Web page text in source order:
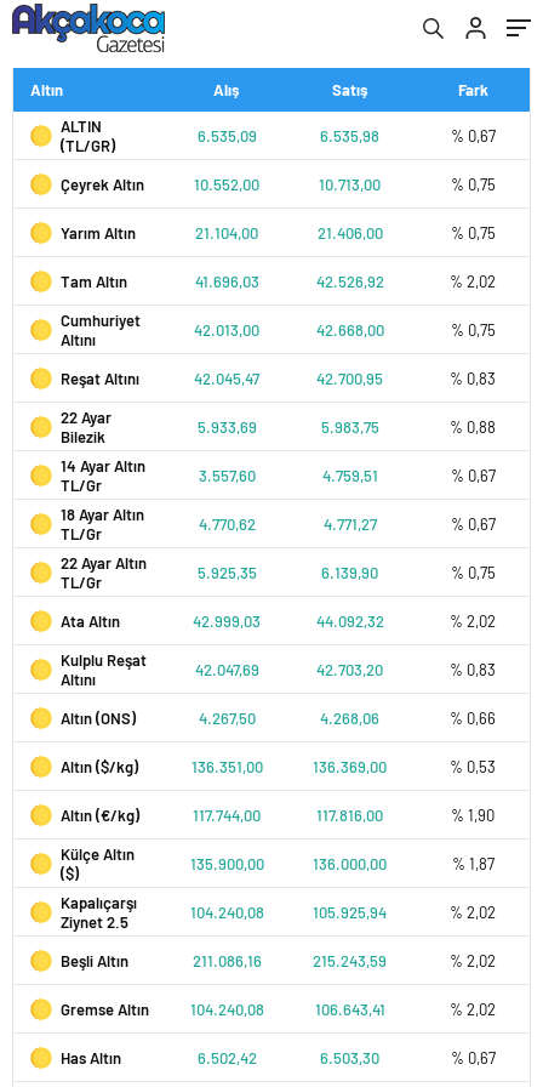
Altın Alış Satış
Fark
ALTIN
(TL/GR)
6.535,09 6.535,98 % 0,67
Çeyrek Altın 10.552,00 10.713,00 % 0,75
Yarım Altın 21.104,00 21.406,00 % 0,75
Tam Altın 41.696,03 42.526,92
% 2,02
Cumhuriyet
Altını
42.013,00 42.668,00 % 0,75
Reşat Altını 42.045,47 42.700,95
% 0,83
22 Ayar
Bilezik
5.933,69 5.983,75
% 0,88
14 Ayar Altın
TL/Gr
3.557,60 4.759,51
% 0,67
18 Ayar Altın
TL/Gr
4.770,62 4.771,27
% 0,67
22 Ayar Altın
TL/Gr
5.925,35 6.139,90 % 0,75
Ata Altın 42.999,03 44.092,32
% 2,02
Kulplu Reşat
Altını
42.047,69 42.703,20 % 0,83
Altın (ONS) 4.267,50 4.268,06 % 0,66
Altın ($/kg) 136.351,00 136.369,00 % 0,53
Altın (€/kg) 117.744,00 117.816,00
% 1,90
Külçe Altın
($)
135.900,00 136.000,00
% 1,87
Kapalıçarşı
Ziynet 2.5
104.240,08 105.925,94 % 2,02
Beşli Altın 211.086,16 215.243,59 % 2,02
Gremse Altın 104.240,08 106.643,41 % 2,02
Has Altın 6.502,42 6.503,30 % 0,67